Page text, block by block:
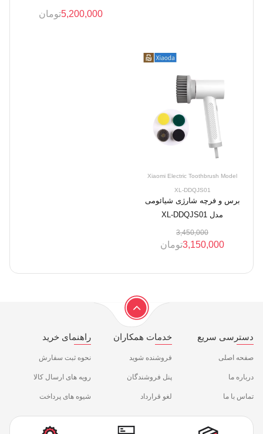
5,200,000تومان
Xiaomi Electric Toothbrush Model
XL-DDQJS01
برس و فرچه شارژی شیائومی
مدل XL-DDQJS01
3,450,000
3,150,000تومان
دسترسی سریع
صفحه اصلی
درباره ما
تماس با ما
خدمات همکاران
فروشنده شوید
پنل فروشندگان
لغو قرارداد
راهنمای خرید
نحوه ثبت سفارش
رویه های ارسال کالا
شیوه های پرداخت